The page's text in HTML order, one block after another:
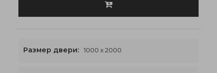
Размер двери: 1000 x 2000